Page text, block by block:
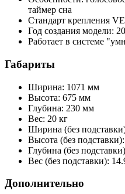
таймер сна
Стандарт крепления
Год создания модели:
Работает в системе
Габариты
Ширина: 1071 мм
Высота: 675 мм
Глубина: 230 мм
Вес: 20 кг
Ширина (без
Высота (без
Глубина (без
Вес (без подставки):
Дополнительно